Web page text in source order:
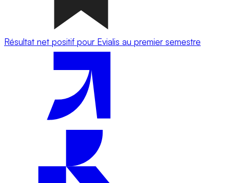
Résultat net positif pour Evialis au premier semestre